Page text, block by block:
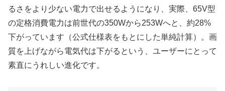
るさをより少ない電力で出せるようになり、実際、65V型
の定格消費電力は前世代の350Wから253Wへと、約28%
下がっています（公式仕様表をもとにした単純計算）。画
質を上げながら電気代は下がるという、ユーザーにとって
素直にうれしい進化です。